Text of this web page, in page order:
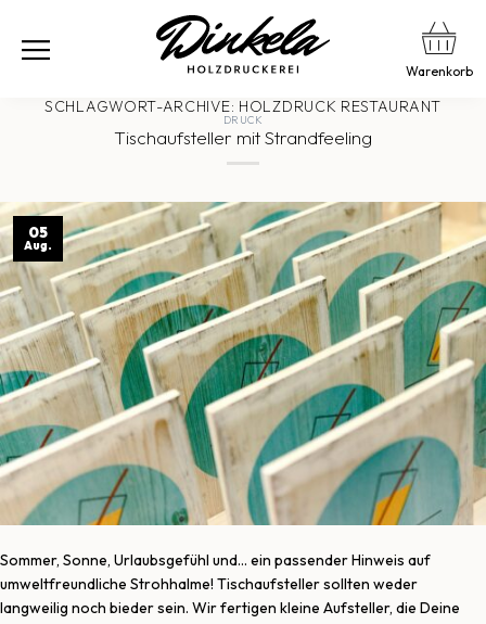
Warenkorb
SCHLAGWORT-ARCHIVE: HOLZDRUCK RESTAURANT
DRUCK
Tischaufsteller mit Strandfeeling
05
Aug.
Sommer, Sonne, Urlaubsgefühl und… ein passender Hinweis auf
umweltfreundliche Strohhalme! Tischaufsteller sollten weder
langweilig noch bieder sein. Wir fertigen kleine Aufsteller, die Deine